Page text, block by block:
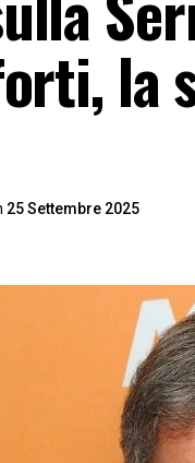
la
25 Settembre 2025